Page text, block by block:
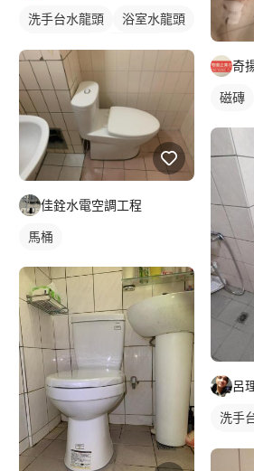
洗手台水龍頭
浴室水龍頭
佳銓水電空調工程
馬桶
奇
磁磚
呂
洗手